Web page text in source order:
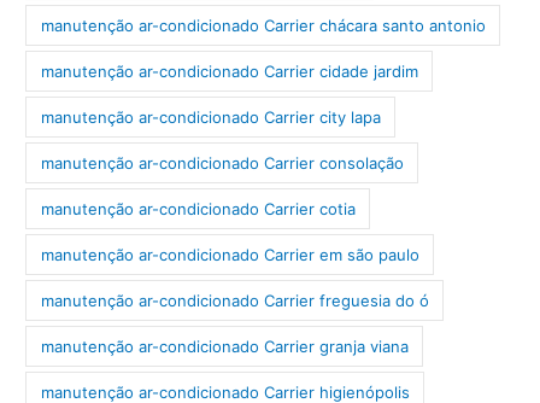
manutenção ar-condicionado Carrier chácara santo antonio
manutenção ar-condicionado Carrier cidade jardim
manutenção ar-condicionado Carrier city lapa
manutenção ar-condicionado Carrier consolação
manutenção ar-condicionado Carrier cotia
manutenção ar-condicionado Carrier em são paulo
manutenção ar-condicionado Carrier freguesia do ó
manutenção ar-condicionado Carrier granja viana
manutenção ar-condicionado Carrier higienópolis